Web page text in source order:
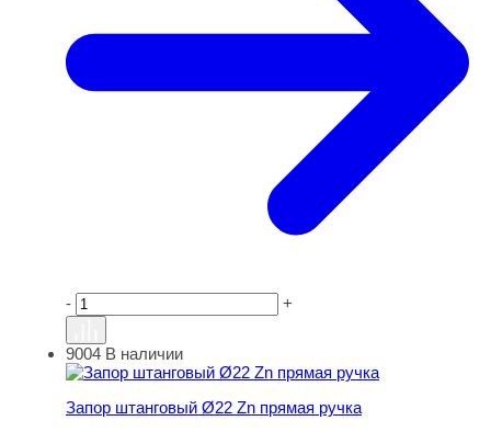
- +
Запор штанговый Ø22 Zn прямая ручка
9004 В наличии
Запор штанговый Ø22 Zn прямая ручка